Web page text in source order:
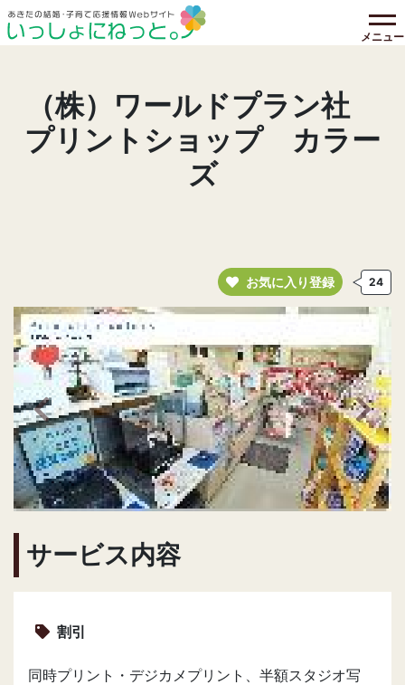
メニュー
（株）ワールドプラン社
プリントショップ カラー
ズ
お気に入り登録 24
前の画像へ 次の
サービス内容
割引
同時プリント・デジカメプリント、半額スタジオ写